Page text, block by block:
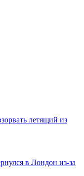
летящий из
в Лондон из-за